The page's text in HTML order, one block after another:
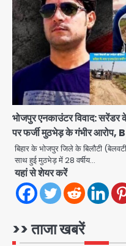
भोजपुर एनकाउंटर विवाद: सरेंडर
पर फर्जी मुठभेड़ के गंभीर आरोप,
बिहार के भोजपुर जिले के बिलौटी
साथ हुई मुठभेड़ में 28 वर्षीय…
यहां से शेयर करें
>> ताजा खबरें
3 Team
4
कॉल पर
5
Taylor
पोस्ट से
कैप्टन
DGCA